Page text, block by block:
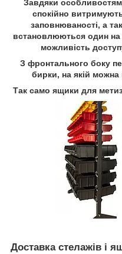
Завдяки
спокійно
заповнюваності, а
встановлюються один на
можливість
З фронтального боку
бирки, на якій можна
Так само ящики для
Доставка стелажів і